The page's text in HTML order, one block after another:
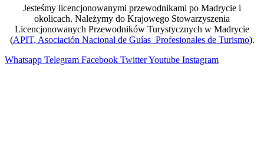
Jesteśmy licencjonowanymi przewodnikami po Madrycie i
okolicach. Należymy do Krajowego Stowarzyszenia
Licencjonowanych Przewodników Turystycznych w Madrycie
(APIT, Asociación Nacional de Guías Profesionales de Turismo).
Whatsapp Telegram Facebook TwitterYoutube Instagram